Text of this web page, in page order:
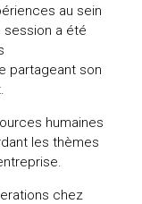
au sein
session a été
partageant son
humaines
les thèmes
chez